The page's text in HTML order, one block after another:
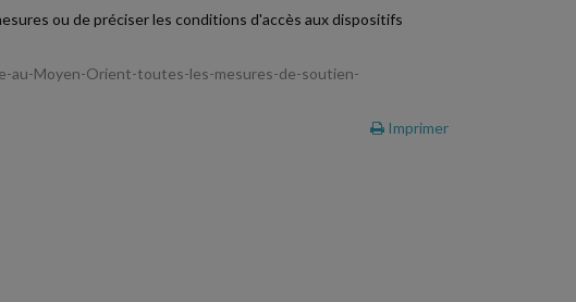
ou de préciser les conditions d'accès aux dispositifs
au-Moyen-Orient-toutes-les-mesures-de-soutien-
Imprimer